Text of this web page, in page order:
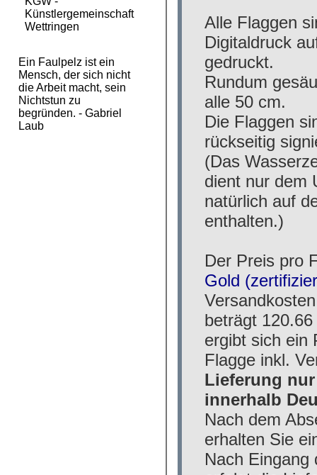
Künstlergemeinschaft
Wettringen
Ein Faulpelz ist ein
Mensch, der sich nicht
die Arbeit macht, sein
Nichtstun zu
begründen. - Gabriel
Laub